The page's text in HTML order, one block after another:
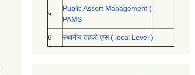
५
Public Assert Management (
PAMS
6 स्थानीय तहको एप्स ( local Level )